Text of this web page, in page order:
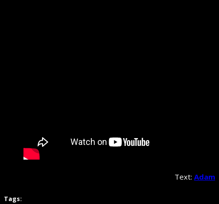
Text: Adam
Tags: